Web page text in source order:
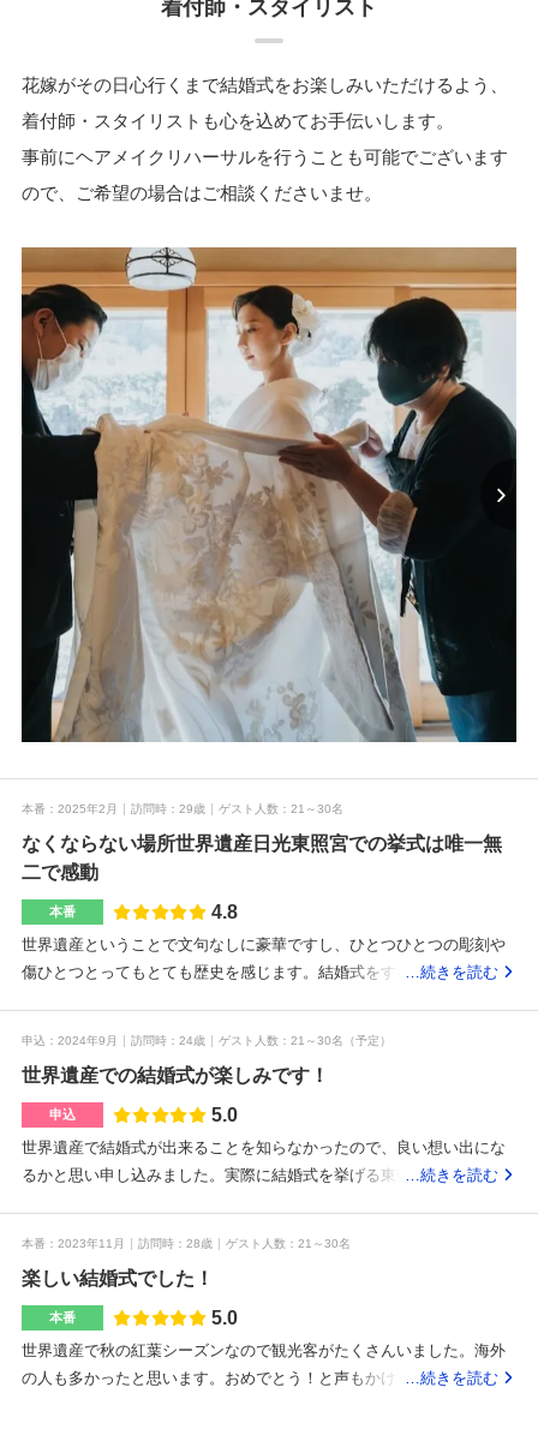
着付師・スタイリスト
花嫁がその日心行くまで結婚式をお楽しみいただけるよう、
着付師・スタイリストも心を込めてお手伝いします。
事前にヘアメイクリハーサルを行うことも可能でございます
ので、ご希望の場合はご相談くださいませ。
本番 2025年2月 訪問時 29歳 ゲスト人数 21～30名
なくならない場所世界遺産日光東照宮での挙式は唯一無
二で感動
本番 4.8
世界遺産ということで文句なしに豪華ですし、ひとつひとつの彫刻や
傷ひとつとってもとても歴史を感じます。結婚式をする建物も重要文
参列人数だったのでゆったりと使うことができました。結婚式をする
建物まで長い階段があるので祖父は少し大変そうでしたが、先に時間
をかけてあがることをプランナーさんが提案してくれたので自分のペ
ースで上がることができて良かったです。日光東照宮御用達と教えて
あったので、行きも帰りもスムーズでした。畳の会場なのでみんなゆ
ったりと寛いでいただけたような気がします。何より子供たちが寝転
がったりして自由にしていました（笑）会場の方も子供の相手をして
くれて親切でした。最初は白無垢だけの予定でしたが、プランの特典
で2着目の衣裳が半額出来られる特典がありましたので、そちらを利用
しました。その為25万円くらい値上がりました。でも、とても気に入
…続きを読む
申込 2024年9月 訪問時 24歳 ゲスト人数 21～30名 （予定）
世界遺産での結婚式が楽しみです！
申込 5.0
世界遺産で結婚式が出来ることを知らなかったので、良い想い出にな
るかと思い申し込みました。実際に結婚式を挙げる東照宮の祈祷殿が
ップルの方がそこで撮ったお写真も見せていただきました。着付け場
所から東照宮まではバス移動がおすすめとのことです。サロンの方が
手配してくださるので、安心しました。そもそも神前式が何か分から
ない状態だったのですが、一日の流れを分かりやすく説明していただ
…続きを読む
本番 2023年11月 訪問時 28歳 ゲスト人数 21～30名
楽しい結婚式でした！
本番 5.0
世界遺産で秋の紅葉シーズンなので観光客がたくさんいました。海外
の人も多かったと思います。おめでとう！と声もかけていただきまし
…続きを読む